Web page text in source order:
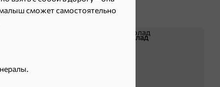
сможет самостоятельно
Шоколад